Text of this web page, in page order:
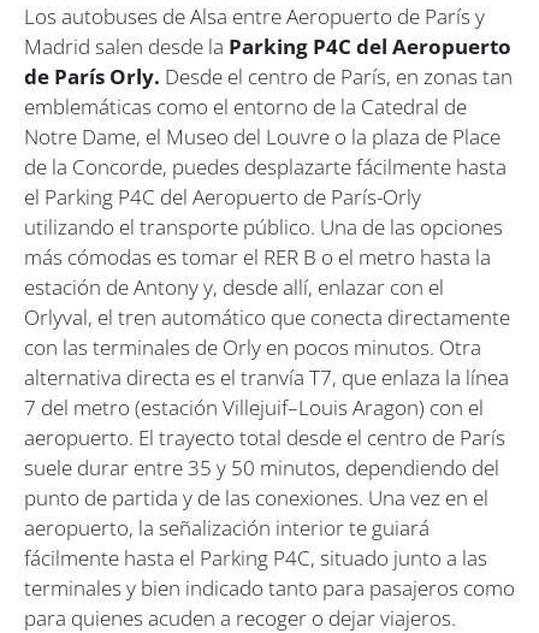
Los autobuses de Alsa entre Aeropuerto de París y
Madrid salen desde la Parking P4C del Aeropuerto
de París Orly. Desde el centro de París, en zonas tan
emblemáticas como el entorno de la Catedral de
Notre Dame, el Museo del Louvre o la plaza de Place
de la Concorde, puedes desplazarte fácilmente hasta
el Parking P4C del Aeropuerto de París-Orly
utilizando el transporte público. Una de las opciones
más cómodas es tomar el RER B o el metro hasta la
estación de Antony y, desde allí, enlazar con el
Orlyval, el tren automático que conecta directamente
con las terminales de Orly en pocos minutos. Otra
alternativa directa es el tranvía T7, que enlaza la línea
7 del metro (estación Villejuif–Louis Aragon) con el
aeropuerto. El trayecto total desde el centro de París
suele durar entre 35 y 50 minutos, dependiendo del
punto de partida y de las conexiones. Una vez en el
aeropuerto, la señalización interior te guiará
fácilmente hasta el Parking P4C, situado junto a las
terminales y bien indicado tanto para pasajeros como
para quienes acuden a recoger o dejar viajeros.